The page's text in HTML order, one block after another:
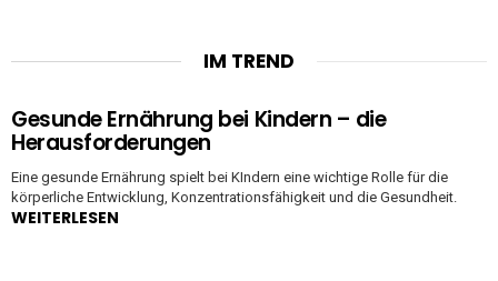
IM TREND
Gesunde Ernährung bei Kindern – die
Herausforderungen
Eine gesunde Ernährung spielt bei KIndern eine wichtige Rolle für die
körperliche Entwicklung, Konzentrationsfähigkeit und die Gesundheit.
WEITERLESEN